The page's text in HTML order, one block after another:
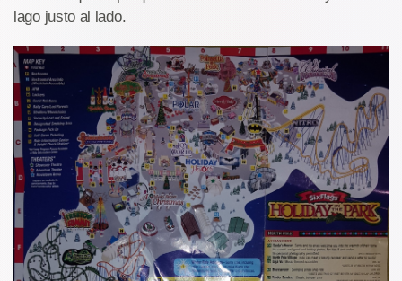
lago justo al lado.